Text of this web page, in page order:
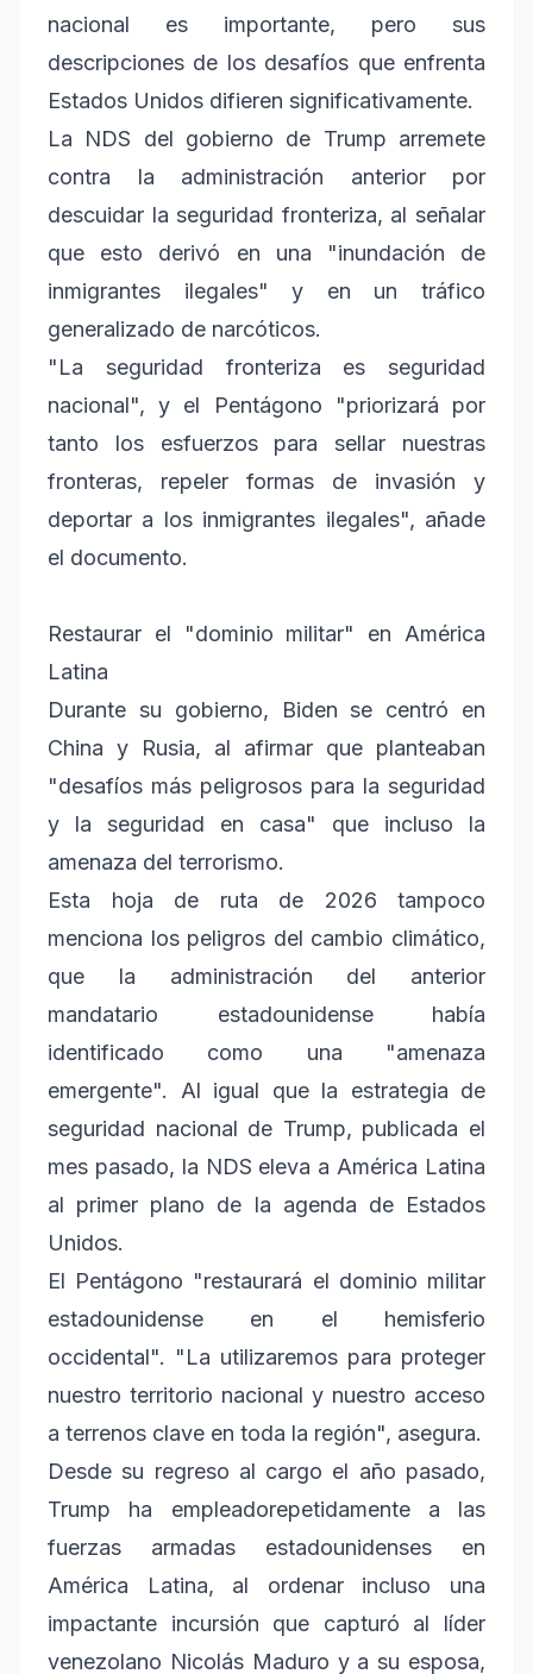
nacional es importante, pero sus
descripciones de los desafíos que enfrenta
Estados Unidos difieren significativamente.
La NDS del gobierno de Trump arremete
contra la administración anterior por
descuidar la seguridad fronteriza, al señalar
que esto derivó en una "inundación de
inmigrantes ilegales" y en un tráfico
generalizado de narcóticos.
"La seguridad fronteriza es seguridad
nacional", y el Pentágono "priorizará por
tanto los esfuerzos para sellar nuestras
fronteras, repeler formas de invasión y
deportar a los inmigrantes ilegales", añade
el documento.
Restaurar el "dominio militar" en América
Latina
Durante su gobierno, Biden se centró en
China y Rusia, al afirmar que planteaban
"desafíos más peligrosos para la seguridad
y la seguridad en casa" que incluso la
amenaza del terrorismo.
Esta hoja de ruta de 2026 tampoco
menciona los peligros del cambio climático,
que la administración del anterior
mandatario estadounidense había
identificado como una "amenaza
emergente". Al igual que la estrategia de
seguridad nacional de Trump, publicada el
mes pasado, la NDS eleva a América Latina
al primer plano de la agenda de Estados
Unidos.
El Pentágono "restaurará el dominio militar
estadounidense en el hemisferio
occidental". "La utilizaremos para proteger
nuestro territorio nacional y nuestro acceso
a terrenos clave en toda la región", asegura.
Desde su regreso al cargo el año pasado,
Trump ha empleadorepetidamente a las
fuerzas armadas estadounidenses en
América Latina, al ordenar incluso una
impactante incursión que capturó al líder
venezolano Nicolás Maduro y a su esposa,